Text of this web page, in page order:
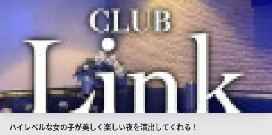
店
ハイレベルな女の子が美しく楽しい夜を演出してくれる！